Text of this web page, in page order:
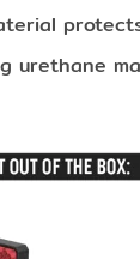
urethane